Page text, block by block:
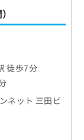
徒歩7分​
ネット 三田ビ